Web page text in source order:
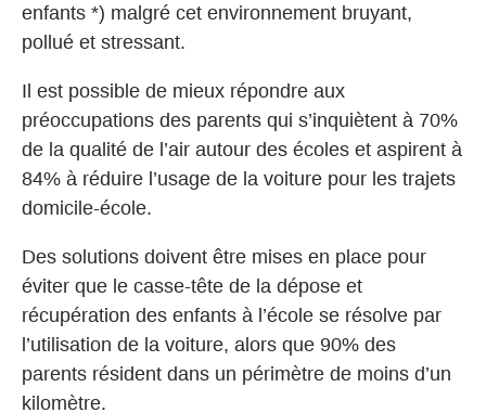
enfants *) malgré cet environnement bruyant,
pollué et stressant.
Il est possible de mieux répondre aux
préoccupations des parents qui s’inquiètent à 70%
de la qualité de l’air autour des écoles et aspirent à
84% à réduire l’usage de la voiture pour les trajets
domicile-école.
Des solutions doivent être mises en place pour
éviter que le casse-tête de la dépose et
récupération des enfants à l’école se résolve par
l’utilisation de la voiture, alors que 90% des
parents résident dans un périmètre de moins d’un
kilomètre.